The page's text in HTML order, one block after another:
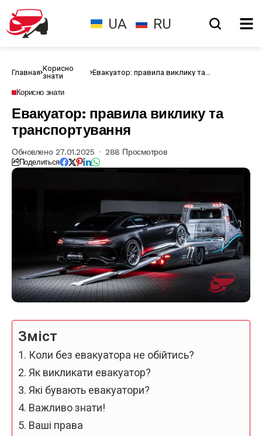
UA RU
Главная Корисно
знати
Евакуатор: правила виклику та
Корисно знати
Евакуатор: правила виклику та
транспортування
Обновлено 27.01.2025 288 Просмотров
Поделиться
Зміст
Коли без евакуатора не обійтись?
Як викликати евакуатор?
Які бувають евакуатори?
Важливо знати!
Ваші права